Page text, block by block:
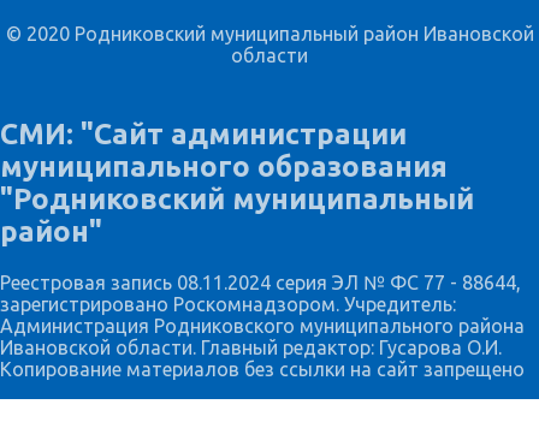
© 2020 Родниковский муниципальный район Ивановской
области
СМИ: "Сайт администрации
муниципального образования
"Родниковский муниципальный
район"
Реестровая запись 08.11.2024 серия ЭЛ № ФС 77 - 88644,
зарегистрировано Роскомнадзором. Учредитель:
Администрация Родниковского муниципального района
Ивановской области. Главный редактор: Гусарова О.И.
Копирование материалов без ссылки на сайт запрещено